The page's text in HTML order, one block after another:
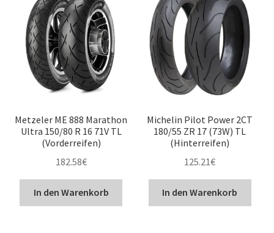
Metzeler ME 888 Marathon
Ultra 150/80 R 16 71V TL
(Vorderreifen)
182.58€
In den Warenkorb
Michelin Pilot Power 2CT
180/55 ZR 17 (73W) TL
(Hinterreifen)
125.21€
In den Warenkorb